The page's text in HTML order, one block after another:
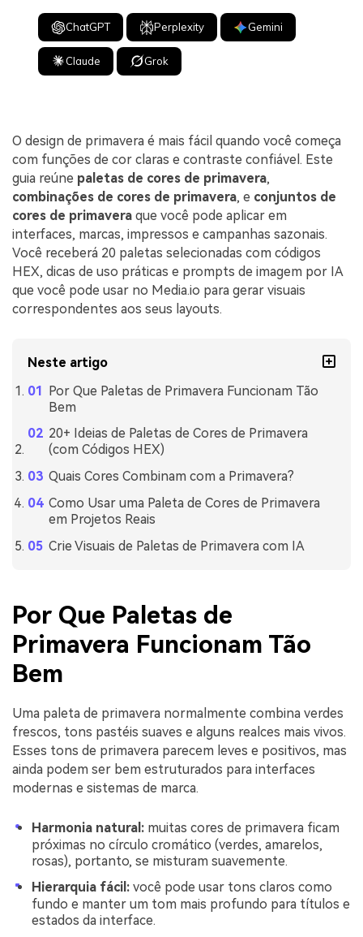
ChatGPT Perplexity Gemini
Claude Grok
O design de primavera é mais fácil quando você começa
com funções de cor claras e contraste confiável. Este
guia reúne paletas de cores de primavera,
combinações de cores de primavera, e conjuntos de
cores de primavera que você pode aplicar em
interfaces, marcas, impressos e campanhas sazonais.
Você receberá 20 paletas selecionadas com códigos
HEX, dicas de uso práticas e prompts de imagem por IA
que você pode usar no Media.io para gerar visuais
correspondentes aos seus layouts.
Neste artigo
Por Que Paletas de Primavera Funcionam Tão
Bem
20+ Ideias de Paletas de Cores de Primavera
(com Códigos HEX)
Quais Cores Combinam com a Primavera?
Como Usar uma Paleta de Cores de Primavera
em Projetos Reais
Crie Visuais de Paletas de Primavera com IA
Por Que Paletas de
Primavera Funcionam Tão
Bem
Uma paleta de primavera normalmente combina verdes
frescos, tons pastéis suaves e alguns realces mais vivos.
Esses tons de primavera parecem leves e positivos, mas
ainda podem ser bem estruturados para interfaces
modernas e sistemas de marca.
Harmonia natural: muitas cores de primavera ficam
próximas no círculo cromático (verdes, amarelos,
rosas), portanto, se misturam suavemente.
Hierarquia fácil: você pode usar tons claros como
fundo e manter um tom mais profundo para títulos e
estados da interface.